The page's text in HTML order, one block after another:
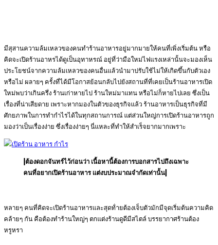
มีสุสานความล้มเหลวของคนทำร้านอาหารอยู่มากมายให้คนที่เพิ่งเริ่มต้น หรือ
คิดจะเปิดร้านอาหรได้ดูเป็นอุทาหรณ์ อยู่ที่ว่ามือใหม่ไฟแรงเหล่านั้นจะมองเห็น
ประโยชน์จากความล้มเหลวของคนอื่นแล้วนำมาปรับใช้ไม่ให้เกิดขึ้นกับตัวเอง
หรือไม่ ผลายๆ ครั้งที่ได้มีโอกาสย้อนกลับไปยังสถานที่ที่เคยเป็นร้านอาหารเปิด
ใหม่พบว่าเกินครึ่ง ร้านเก่าหายไป ร้านใหม่มาแทน หรือไม่ก็หายไปเลย ซึ่งเป็น
เรื่องที่น่าเสียดาย เพราะหากมองในตัวของธุรกิจแล้ว ร้านอาหารเป็นธุรกิจที่มี
ศักยภาพในการทำกำไรได้ในทุกสถานการณ์ แต่ส่วนใหญ่การเปิดร้านอาหารถูก
มองว่าเป็นเรื่องง่าย ซึ่งเรื่องง่ายๆ นี่แหละที่ทำให้สำเร็จยากมากเพราะ
|ต้องดอกจันทร์ไว้ก่อนว่า เนื้อหานี้ต้องการบอกสารไปถึงเฉพาะ
คนที่อยากเปิดร้านอาหาร แต่งบประมาณจำกัดเท่านั้น|
หลายๆ คนที่คิดจะเปิดร้านอาหารและสุดท้่ายต้องเจ็บตัวมักมีจุดเริ่มต้นความคิด
คล้ายๆ กัน คือต้องทำร้านใหญ่ๆ ตกแต่งร้านดูดีมีสไตล์ บรรยากาศร้านต้อง
หรูหรา